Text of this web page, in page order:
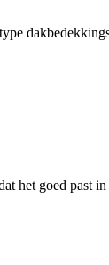
het goed past